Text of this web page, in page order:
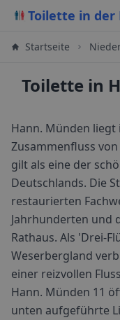
Toilette in der
Startseite
Toilette in
Hann. Münden liegt
Zusammenfluss
gilt als eine der
Deutschlands. Die
restaurierten
Jahrhunderten und
Rathaus. Als 'Drei-
Weserbergland
einer reizvollen
Hann. Münden 11
unten aufgeführte